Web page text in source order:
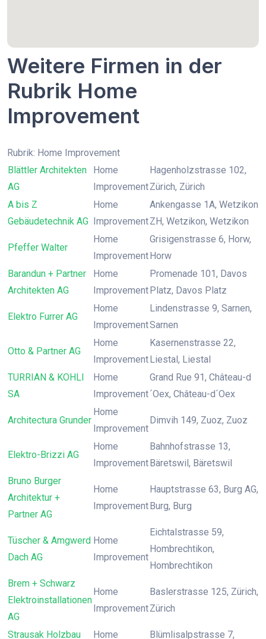
Weitere Firmen in der
Rubrik Home
Improvement
Rubrik: Home Improvement
Blättler Architekten
AG
Home
Improvement
Hagenholzstrasse 102,
Zürich, Zürich
A bis Z
Gebäudetechnik AG
Home
Improvement
Ankengasse 1A, Wetzikon
ZH, Wetzikon, Wetzikon
Pfeffer Walter
Home
Improvement
Grisigenstrasse 6, Horw,
Horw
Barandun + Partner
Architekten AG
Home
Improvement
Promenade 101, Davos
Platz, Davos Platz
Elektro Furrer AG
Home
Improvement
Lindenstrasse 9, Sarnen,
Sarnen
Otto & Partner AG
Home
Improvement
Kasernenstrasse 22,
Liestal, Liestal
TURRIAN & KOHLI
SA
Home
Improvement
Grand Rue 91, Château-d
´Oex, Château-d´Oex
Architectura Grunder
Home
Improvement
Dimvih 149, Zuoz, Zuoz
Elektro-Brizzi AG
Home
Improvement
Bahnhofstrasse 13,
Bäretswil, Bäretswil
Bruno Burger
Architektur +
Partner AG
Home
Improvement
Hauptstrasse 63, Burg AG,
Burg, Burg
Tüscher & Amgwerd
Dach AG
Home
Improvement
Eichtalstrasse 59,
Hombrechtikon,
Hombrechtikon
Brem + Schwarz
Elektroinstallationen
AG
Home
Improvement
Baslerstrasse 125, Zürich,
Zürich
Strausak Holzbau Home Blümlisalpstrasse 7,